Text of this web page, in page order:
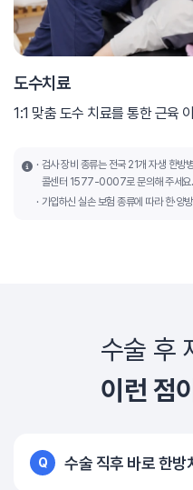
도수치료
1:1 맞춤 도수 치료를 통한 근육
검사 장비 종류는 전국 21개 자생 한방
콜센터 1577-0007로 문의해 주세요.
가입하신 실손 보험 종류에 따라 한·양
수술 후
이런 점
Q 수술 직후 바로 한방